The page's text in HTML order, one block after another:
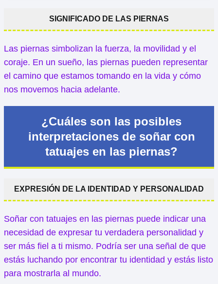
SIGNIFICADO DE LAS PIERNAS
Las piernas simbolizan la fuerza, la movilidad y el
coraje. En un sueño, las piernas pueden representar
el camino que estamos tomando en la vida y cómo
nos movemos hacia adelante.
¿Cuáles son las posibles
interpretaciones de soñar con
tatuajes en las piernas?
EXPRESIÓN DE LA IDENTIDAD Y PERSONALIDAD
Soñar con tatuajes en las piernas puede indicar una
necesidad de expresar tu verdadera personalidad y
ser más fiel a ti mismo. Podría ser una señal de que
estás luchando por encontrar tu identidad y estás listo
para mostrarla al mundo.